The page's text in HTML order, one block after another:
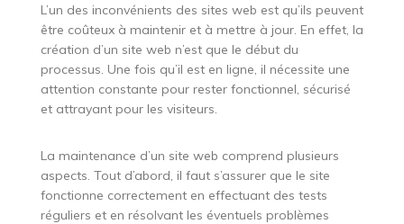
L’un des inconvénients des sites web est qu’ils peuvent
être coûteux à maintenir et à mettre à jour. En effet, la
création d’un site web n’est que le début du
processus. Une fois qu’il est en ligne, il nécessite une
attention constante pour rester fonctionnel, sécurisé
et attrayant pour les visiteurs.
La maintenance d’un site web comprend plusieurs
aspects. Tout d’abord, il faut s’assurer que le site
fonctionne correctement en effectuant des tests
réguliers et en résolvant les éventuels problèmes